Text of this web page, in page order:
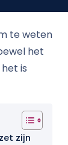
te weten
het
is
zijn